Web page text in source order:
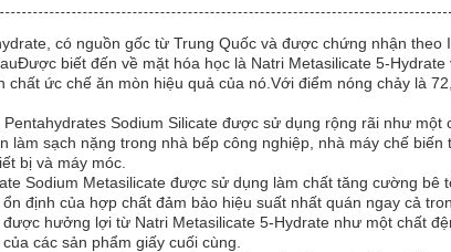
có nguồn gốc từ Trung Quốc và được chứng nhận
biết đến về mặt hóa học là Natri Metasilicate 5-
ức chế ăn mòn hiệu quả của nó.Với điểm nóng chảy là
Sodium Silicate được sử dụng rộng rãi như
làm sạch nặng trong nhà bếp công nghiệp, nhà máy chế
bị và máy móc.
Sodium Metasilicate được sử dụng làm chất tăng cường
định của hợp chất đảm bảo hiệu suất nhất quán ngay cả
hưởng lợi từ Natri Metasilicate 5-Hydrate như một chất
các sản phẩm giấy cuối cùng.